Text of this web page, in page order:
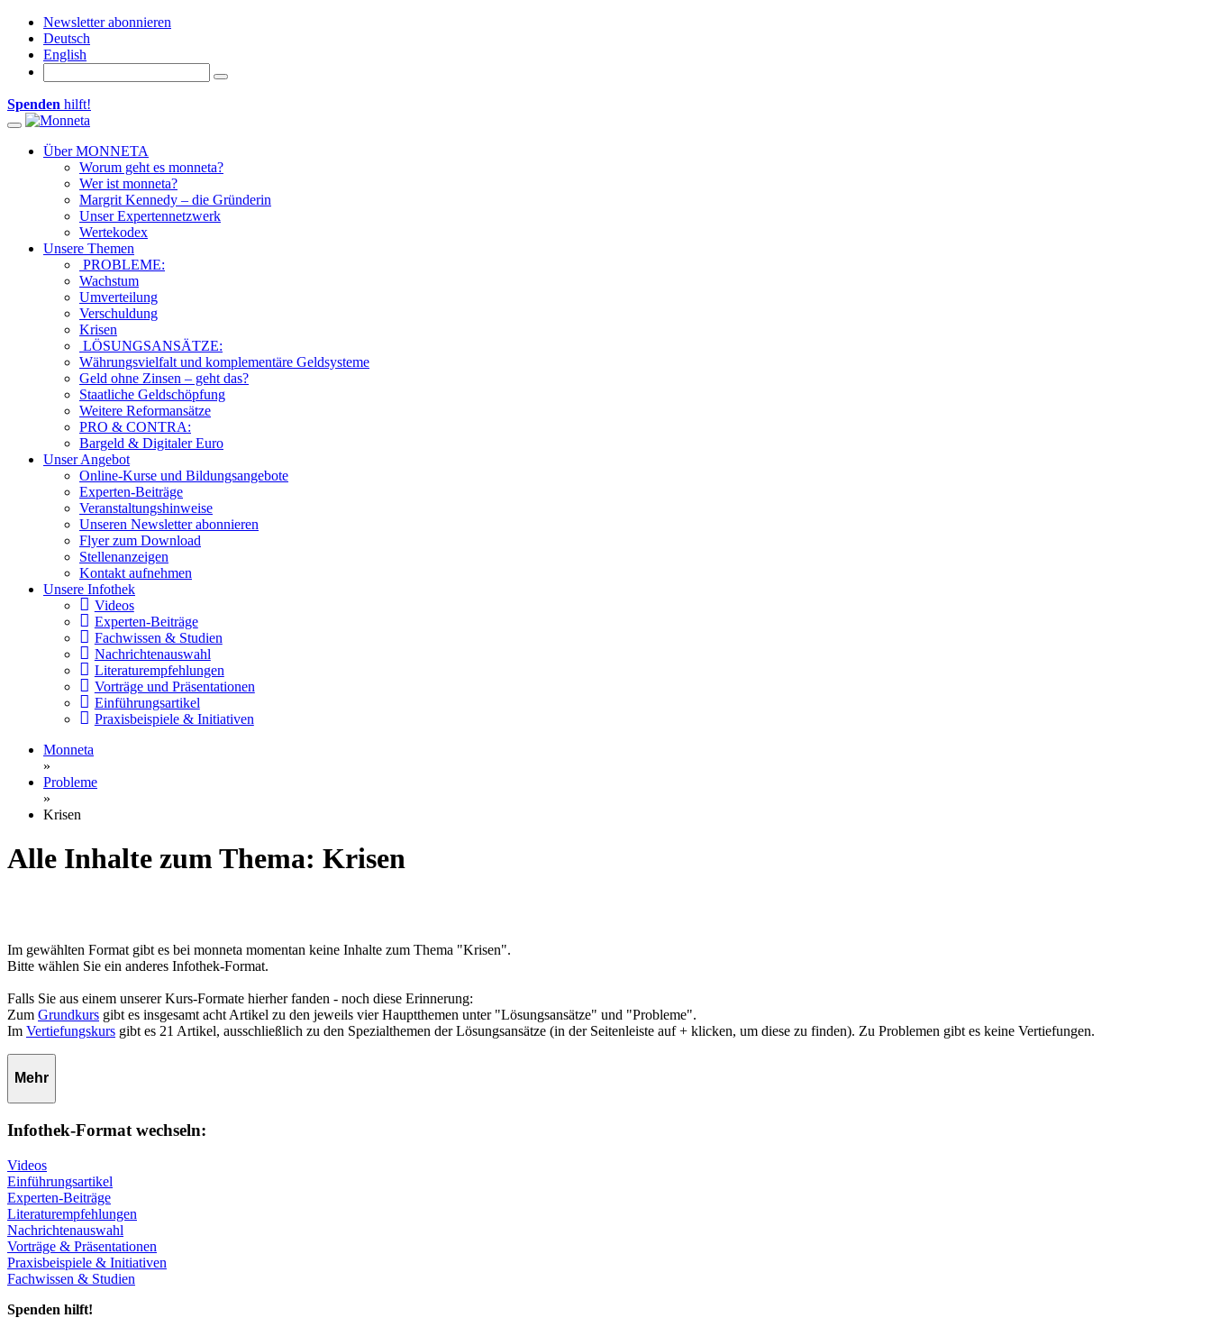
Newsletter abonnieren
Deutsch
English
Spenden hilft!
Toggle navigation
Über MONNETA
Worum geht es monneta?
Wer ist monneta?
Margrit Kennedy – die Gründerin
Unser Expertennetzwerk
Wertekodex
Unsere Themen
PROBLEME:
Wachstum
Umverteilung
Verschuldung
Krisen
LÖSUNGSANSÄTZE:
Währungsvielfalt und komplementäre Geldsysteme
Geld ohne Zinsen – geht das?
Staatliche Geldschöpfung
Weitere Reformansätze
PRO & CONTRA:
Bargeld & Digitaler Euro
Unser Angebot
Online-Kurse und Bildungsangebote
Experten-Beiträge
Veranstaltungshinweise
Unseren Newsletter abonnieren
Flyer zum Download
Stellenanzeigen
Kontakt aufnehmen
Unsere Infothek
Videos
Experten-Beiträge
Fachwissen & Studien
Nachrichtenauswahl
Literaturempfehlungen
Vorträge und Präsentationen
Einführungsartikel
Praxisbeispiele & Initiativen
Monneta
»
Probleme
»
Krisen
Alle Inhalte zum Thema: Krisen
Im gewählten Format gibt es bei monneta momentan keine Inhalte zum Thema "Krisen".
Bitte wählen Sie ein anderes Infothek-Format.
Falls Sie aus einem unserer Kurs-Formate hierher fanden - noch diese Erinnerung:
Zum Grundkurs gibt es insgesamt acht Artikel zu den jeweils vier Hauptthemen unter "Lösungsansätze" und "Probleme".
Im Vertiefungskurs gibt es 21 Artikel, ausschließlich zu den Spezialthemen der Lösungsansätze (in der Seitenleiste auf + klicken, um diese zu finden). Zu Problemen gibt es keine Vertiefungen.
Mehr
Infothek-Format wechseln:
Videos
Einführungsartikel
Experten-Beiträge
Literaturempfehlungen
Nachrichtenauswahl
Vorträge & Präsentationen
Praxisbeispiele & Initiativen
Fachwissen & Studien
Spenden hilft!